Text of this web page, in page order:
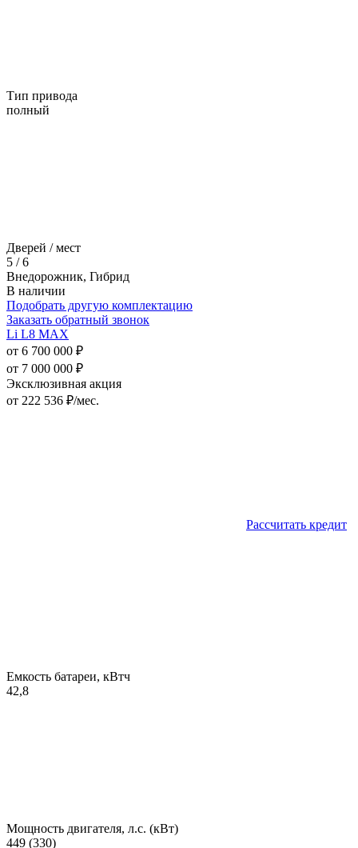
Тип привода
полный
Дверей / мест
5 / 6
Внедорожник, Гибрид
В наличии
Подобрать другую комплектацию
Заказать обратный звонок
Li L8 MAX
от 6 700 000 ₽
от 7 000 000 ₽
Эксклюзивная акция
от 222 536 ₽/мес.
Рассчитать кредит
Емкость батареи, кВтч
42,8
Мощность двигателя, л.с. (кВт)
449 (330)